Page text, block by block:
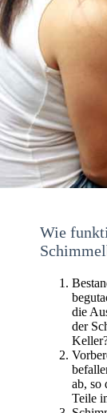
Wie
die
der
ab, so
Teile